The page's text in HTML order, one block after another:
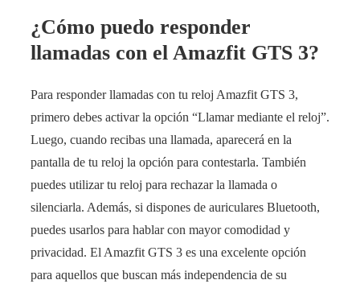
¿Cómo puedo responder
llamadas con el Amazfit GTS 3?
Para responder llamadas con tu reloj Amazfit GTS 3,
primero debes activar la opción “Llamar mediante el reloj”.
Luego, cuando recibas una llamada, aparecerá en la
pantalla de tu reloj la opción para contestarla. También
puedes utilizar tu reloj para rechazar la llamada o
silenciarla. Además, si dispones de auriculares Bluetooth,
puedes usarlos para hablar con mayor comodidad y
privacidad. El Amazfit GTS 3 es una excelente opción
para aquellos que buscan más independencia de su